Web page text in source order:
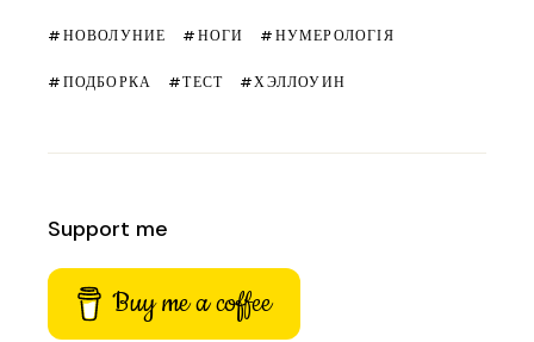
НОВОЛУНИЕ НОГИ НУМЕРОЛОГІЯ
ПОДБОРКА ТЕСТ ХЭЛЛОУИН
Support me
Buy me a coffee